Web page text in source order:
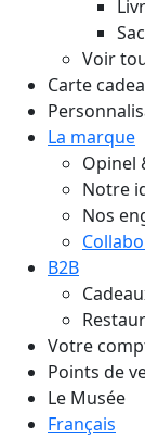
Sac
Voir
Carte
La marque
Opinel
Notre
Nos
B2B
Votre
Points de
Le Musée
Français